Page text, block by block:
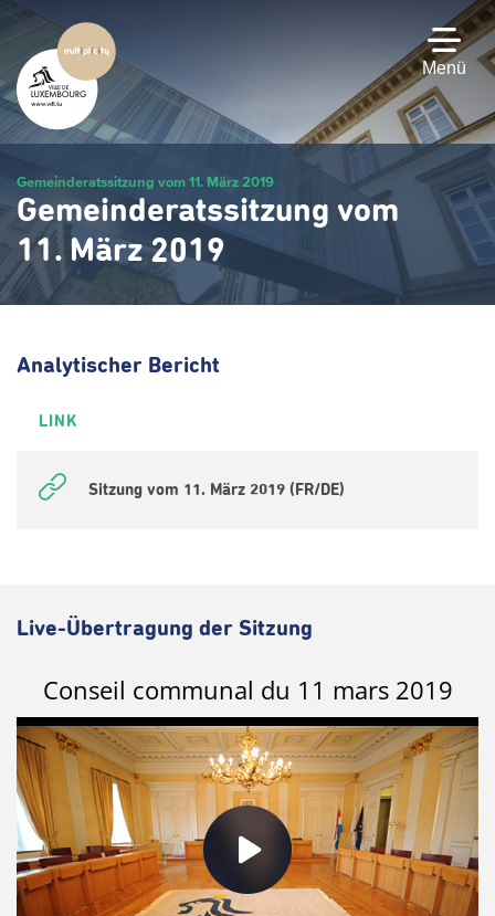
Zum
Hauptinhalt
gehen
Menü
Gemeinderatssitzung vom 11. März 2019
Gemeinderatssitzung vom
11. März 2019
Analytischer Bericht
LINK
Sitzung vom 11. März 2019 (FR/DE)
Live-Übertragung der Sitzung